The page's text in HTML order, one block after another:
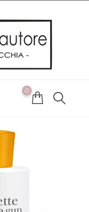
esperienza possibile
alla nostra
le tue preferenze sui
0